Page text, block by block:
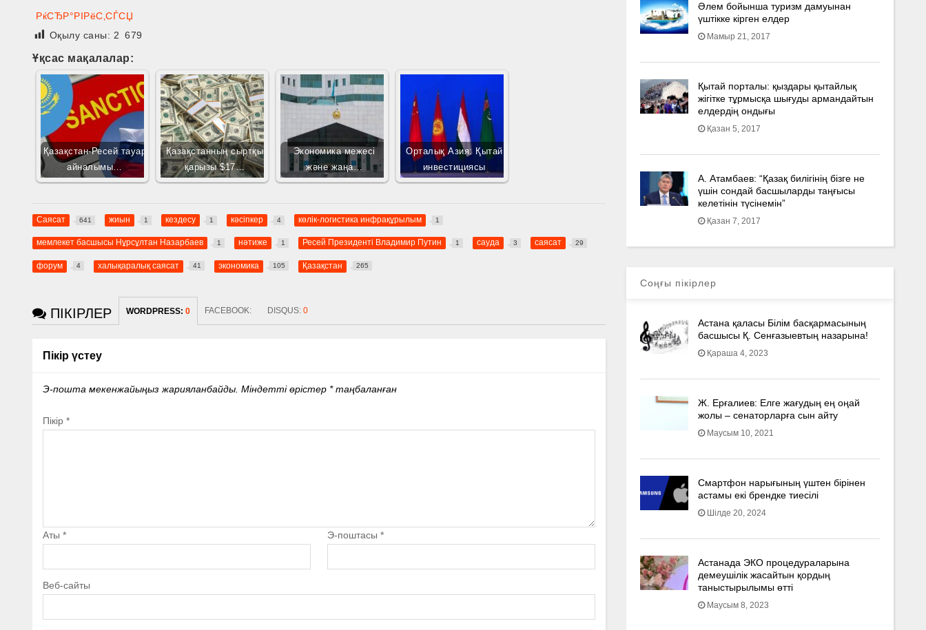
РќСЂР°РІРёС‚СЃСЏ
Оқылу саны: 2 679
Ұқсас мақалалар:
Қазақстан-Ресей тауар
айналымы…
Қазақстанның сыртқы
қарызы $17…
Экономика межесі
және жаңа…
Орталық Азия: Қытай
инвестициясы
Саясат 641 жиын 1 кездесу 1 кәсіпкер 4 көлік-логистика инфрақұрылым 1
мемлекет басшысы Нұрсұлтан Назарбаев 1 нәтиже 1 Ресей Президенті Владимир Путин 1 сауда 3 саясат 29
форум 4 халықаралық саясат 41 экономика 105 Қазақстан 265
ПІКІРЛЕР WORDPRESS:0 FACEBOOK: DISQUS:0
Пікір үстеу
Э-пошта мекенжайыңыз жарияланбайды.Міндетті өрістер *таңбаланған
Пікір*
Аты* Э-поштасы*
Веб-сайты
Әлем бойынша туризм дамуынан
үштікке кірген елдер
Мамыр 21, 2017
Қытай порталы: қыздары қытайлық
жігітке тұрмысқа шығуды армандайтын
елдердің ондығы
Қазан 5, 2017
А. Атамбаев: “Қазақ билігінің бізге не
үшін сондай басшыларды таңғысы
келетінін түсінемін”
Қазан 7, 2017
Соңғы пікірлер
Астана қаласы Білім басқармасының
басшысы Қ. Сенғазыевтың назарына!
Қараша 4, 2023
Ж. Ерғалиев: Елге жағудың ең оңай
жолы – сенаторларға сын айту
Маусым 10, 2021
Смартфон нарығының үштен бірінен
астамы екі брендке тиесілі
Шілде 20, 2024
Астанада ЭКО процедураларына
демеушілік жасайтын қордың
таныстырылымы өтті
Маусым 8, 2023